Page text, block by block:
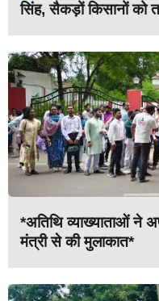
सिंह, सैकड़ों किसानों को
*अतिथि व्याख्याताओं ने
मंत्री से की मुलाकात*